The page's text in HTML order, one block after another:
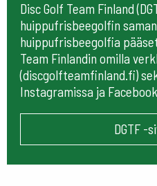
Disc Golf Team Finland
huippufrisbeegolfin
huippufrisbeegolfia
Team Finlandin omilla
(discgolfteamfinland.fi)
Instagramissa ja
DGTF -